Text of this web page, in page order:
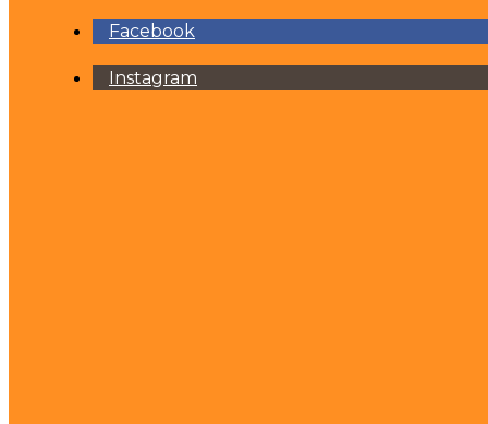
Facebook
Instagram